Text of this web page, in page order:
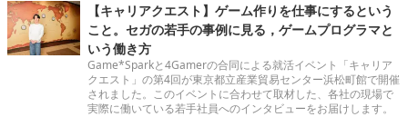
【キャリアクエスト】ゲーム作りを仕事にするという
こと。セガの若手の事例に見る，ゲームプログラマと
いう働き方
Game*Sparkと4Gamerの合同による就活イベント「キャリア
クエスト」の第4回が東京都立産業貿易センター浜松町館で開催
されました。このイベントに合わせて取材した、各社の現場で
実際に働いている若手社員へのインタビューをお届けします。